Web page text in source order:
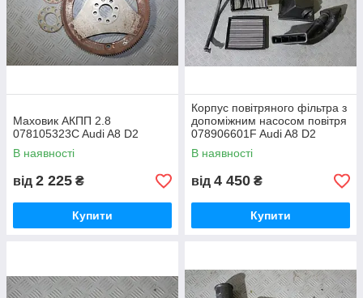
Маховик АКПП 2.8
078105323C Audi A8 D2
В наявності
від 2 225 ₴
Купити
Корпус повітряного фільтра з
допоміжним насосом повітря
078906601F Audi A8 D2
В наявності
від 4 450 ₴
Купити